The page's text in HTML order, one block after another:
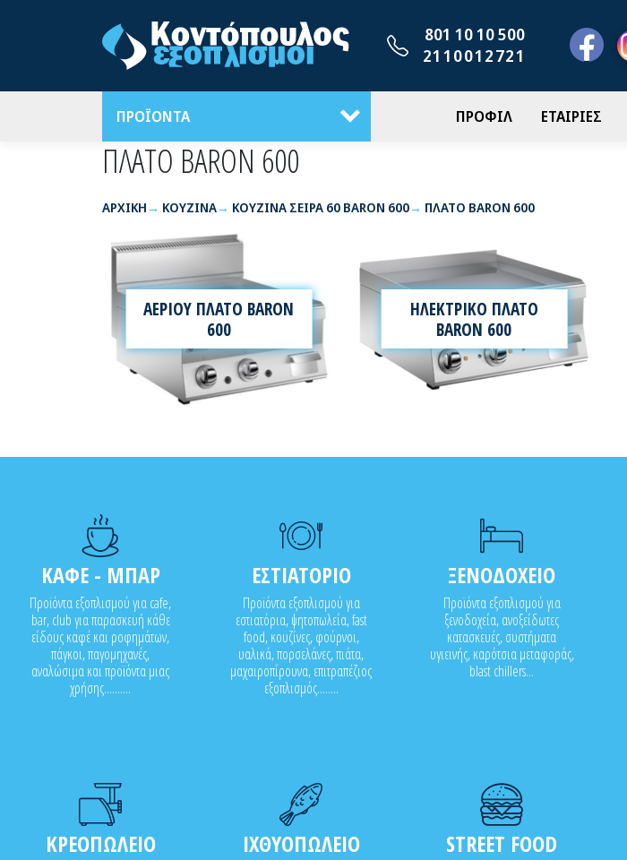
801 10 10 500
2110012721
ΠΡΟΪΟΝΤΑ ΠΡΟΦΙΛ ΕΤΑΙΡΙΕΣ
ΠΛΑΤΟ BARON 600
ΑΡΧΙΚΉ ΚΟΥΖΙΝΑ ΚΟΥΖΙΝΑ ΣΕΙΡΑ 60 BARON 600 ΠΛΑΤΟ BARON 600
ΑΕΡΙΟΥ ΠΛΑΤΟ BARON
600
ΗΛΕΚΤΡΙΚΟ ΠΛΑΤΟ
BARON 600
ΚΑΦΕ - ΜΠΑΡ
Προϊόντα εξοπλισμού για cafe,
bar, club για παρασκευή κάθε
είδους καφέ και ροφημάτων,
πάγκοι, παγομηχανές,
αναλώσιμα και προϊόντα μιας
χρήσης..........
ΕΣΤΙΑΤΟΡΙΟ
Προϊόντα εξοπλισμού για
εστιατόρια, ψητοπωλεία, fast
food, κουζίνες, φούρνοι,
υαλικά, πορσελάνες, πιάτα,
μαχαιροπίρουνα, επιτραπέζιος
εξοπλισμός........
ΞΕΝΟΔΟΧΕΙΟ
Προϊόντα εξοπλισμού για
ξενοδοχεία, ανοξείδωτες
κατασκευές, συστήματα
υγιεινής, καρότσια μεταφοράς,
blast chillers...
ΚΡΕΟΠΩΛΕΙΟ ΙΧΘΥΟΠΩΛΕΙΟ STREET FOOD